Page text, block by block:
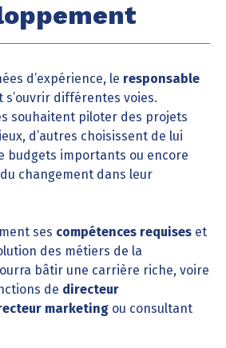
d’expérience, le responsable
s’ouvrir différentes voies.
souhaitent piloter des projets
d’autres choisissent de lui
budgets importants ou encore
changement dans leur
ses compétences requises et
des métiers de la
bâtir une carrière riche, voire
de directeur
marketing ou consultant